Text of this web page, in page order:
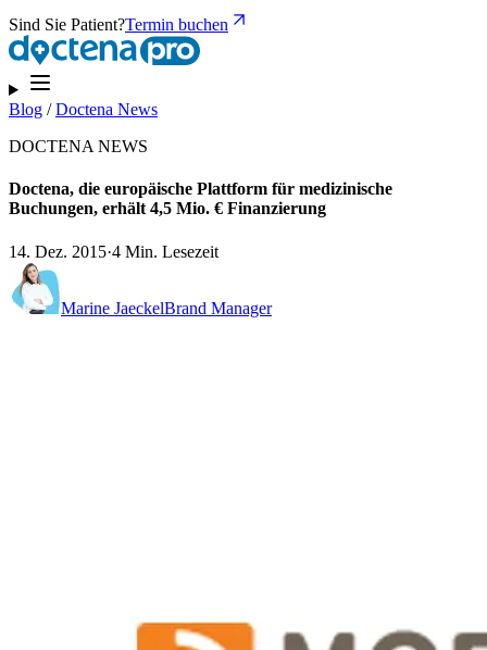
Sind Sie Patient?Termin buchen
Blog /Doctena News
DOCTENA NEWS
Doctena, die europäische Plattform für medizinische
Buchungen, erhält 4,5 Mio. € Finanzierung
14. Dez. 2015·4 Min. Lesezeit
Marine JaeckelBrand Manager